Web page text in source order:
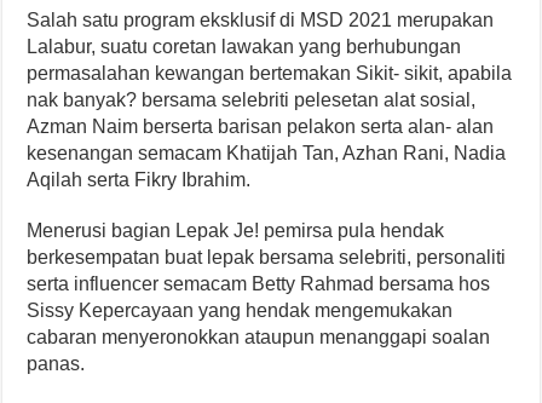
Salah satu program eksklusif di MSD 2021 merupakan
Lalabur, suatu coretan lawakan yang berhubungan
permasalahan kewangan bertemakan Sikit- sikit, apabila
nak banyak? bersama selebriti pelesetan alat sosial,
Azman Naim berserta barisan pelakon serta alan- alan
kesenangan semacam Khatijah Tan, Azhan Rani, Nadia
Aqilah serta Fikry Ibrahim.
Menerusi bagian Lepak Je! pemirsa pula hendak
berkesempatan buat lepak bersama selebriti, personaliti
serta influencer semacam Betty Rahmad bersama hos
Sissy Kepercayaan yang hendak mengemukakan
cabaran menyeronokkan ataupun menanggapi soalan
panas.